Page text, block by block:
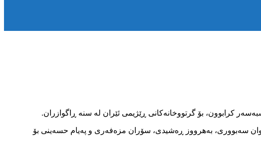
کرابوون، بۆ گرتووخانەکانی ڕێژیمی ئێران لە سنە ڕاگوازران.
سەبووری، بەهرووز ڕەشیدی، سۆران مزەفەری و پەیام حسەینی بۆ